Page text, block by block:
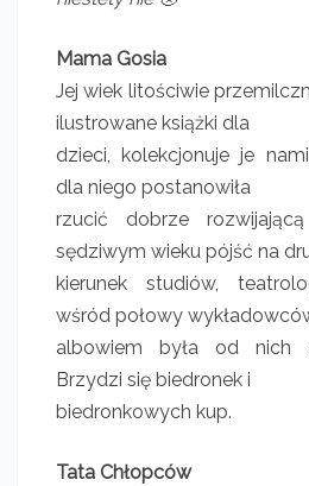
Mama Gosia
Jej wiek litościwie
ilustrowane książki dla
dzieci, kolekcjonuje je
dla niego postanowiła
rzucić dobrze
sędziwym wieku pójść na
kierunek studiów,
wśród połowy
albowiem była od nich
Brzydzi się biedronek i
biedronkowych kup.
Tata Chłopców